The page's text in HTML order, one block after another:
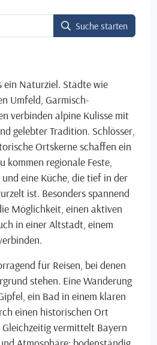
Suche starten
Naturziel. Städte wie
Umfeld, Garmisch-
verbinden alpine Kulisse mit
gelebter Tradition. Schlösser,
Ortskerne schaffen ein
kommen regionale Feste,
eine Küche, die tief in der
ist. Besonders spannend
Möglichkeit, einen aktiven
in einer Altstadt, einem
für Reisen, bei denen
stehen. Eine Wanderung
ein Bad in einem klaren
einen historischen Ort
vermittelt Bayern